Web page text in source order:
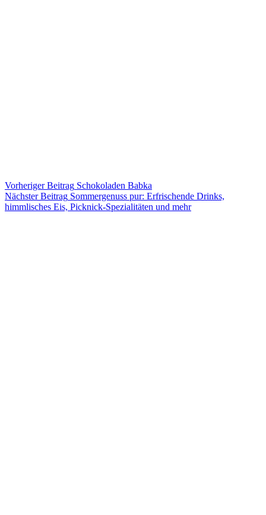
VorherigerBeitrag Schokoladen Babka
NächsterBeitrag Sommergenuss pur: Erfrischende Drinks,
himmlisches Eis, Picknick-Spezialitäten und mehr